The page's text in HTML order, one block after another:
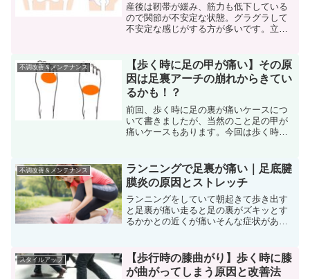
産後は靭帯が緩み、筋力も低下している
ので関節が不安定な状態。グラグラして
不安定な感じがする方が多いです。立ち
感じることもあります。産後は誰でも不
安定な状態。不調が今ない...
不調改善＆メンテナンス
【歩く時に足の甲が痛い】その原
因は足裏アーチの崩れからきてい
るかも！？
前回、歩く時に足の裏が痛いケースにつ
いて書きましたが、当然のこと足の甲が
痛いケースもあります。今回は歩く時に
の甲が痛くなる原因は捻挫、腱炎、関節
内の炎症、疲労骨折などが...
不調改善＆メンテナンス
ランニングで足裏が痛い｜足底腱
膜炎の原因とストレッチ
ランニングをしていて朝起きて歩き出す
と足裏が痛い走ると足の裏がズキッとす
るかかとの近くが痛いそんな症状がある
ランナーに多いトラブルの一つで、走る
習慣がある方や長時間立つ...
スタイルアップ
【歩行時の膝曲がり】歩く時に膝
が曲がってしまう原因と改善法